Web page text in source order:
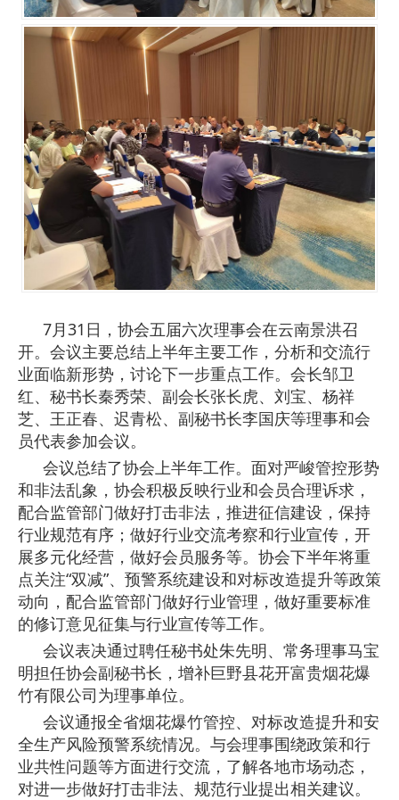
7月31 日，协会五届六次理事会在云南景洪召
开。会议主要总结上半年主要工作，分析和交流行
业面临新形势，讨论下一步重点工作。会长邹卫
红、秘书长秦秀荣、副会长张长虎、刘宝、杨祥
芝、王正春、迟青松、副秘书长李国庆等理事和会
员代表参加会议。
会议总结了协会上半年工作。面对严峻管控形势
和非法乱象，协会积极反映行业和会员合理诉求，
配合监管部门做好打击非法，推进征信建设，保持
行业规范有序；做好行业交流考察和行业宣传，开
展多元化经营，做好会员服务等。协会下半年将重
点关注“双减”、预警系统建设和对标改造提升等政策
动向，配合监管部门做好行业管理，做好重要标准
的修订意见征集与行业宣传等工作。
会议表决通过聘任秘书处朱先明、常务理事马宝
明担任协会副秘书长，增补巨野县花开富贵烟花爆
竹有限公司为理事单位。
会议通报全省烟花爆竹管控、对标改造提升和安
全生产风险预警系统情况。与会理事围绕政策和行
业共性问题等方面进行交流，了解各地市场动态，
对进一步做好打击非法、规范行业提出相关建议。